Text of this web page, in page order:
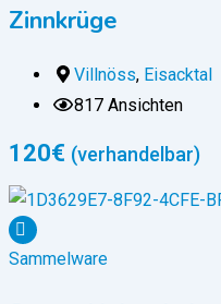
Zinnkrüge
Villnöss, Eisacktal
817 Ansichten
120€ (verhandelbar)
Sammelware